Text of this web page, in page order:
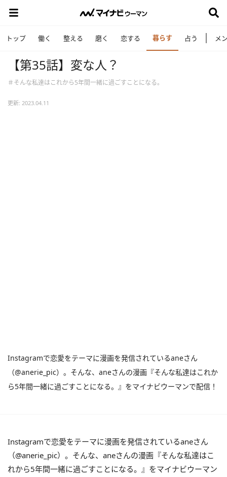
トップ 働く 整える 磨く 恋する 暮らす 占う メ
【第35話】変な人？
＃そんな私達はこれから5年間一緒に過ごすことになる。
更新: 2023.04.11
Instagramで恋愛をテーマに漫画を発信されているaneさん
（@anerie_pic）。そんな、aneさんの漫画『そんな私達はこれか
ら5年間一緒に過ごすことになる。』をマイナビウーマンで配信！
Instagramで恋愛をテーマに漫画を発信されているaneさん
（@anerie_pic）。そんな、aneさんの漫画『そんな私達はこ
れから5年間一緒に過ごすことになる。』をマイナビウーマン